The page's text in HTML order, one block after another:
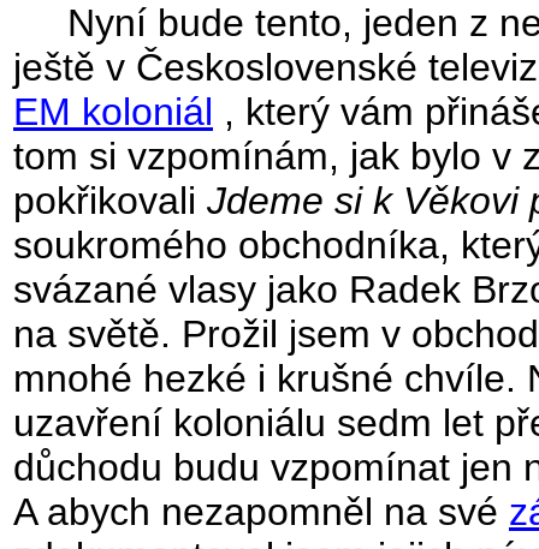
Nyní bude tento, jeden z
ještě v Československé
EM koloniál , který vám
tom si vzpomínám, jak bylo v
pokřikovali Jdeme si k Věkovi
soukromého obchodníka,
svázané vlasy jako Radek
na světě. Prožil jsem v
mnohé hezké i krušné
uzavření koloniálu sedm let
důchodu budu vzpomínat
A abych nezapomněl na své